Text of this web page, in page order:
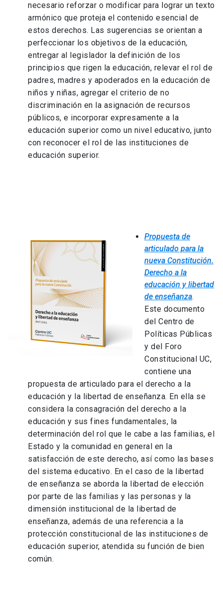
necesario reforzar o modificar para lograr un texto
armónico que proteja el contenido esencial de
estos derechos. Las sugerencias se orientan a
perfeccionar los objetivos de la educación,
entregar al legislador la definición de los
principios que rigen la educación, relevar el rol de
padres, madres y apoderados en la educación de
niños y niñas, agregar el criterio de no
discriminación en la asignación de recursos
públicos, e incorporar expresamente a la
educación superior como un nivel educativo, junto
con reconocer el rol de las instituciones de
educación superior.
Propuesta de
articulado para la
nueva Constitución.
Derecho a la
educación y libertad
de enseñanza.
Este documento
del Centro de
Políticas Públicas
y del Foro
Constitucional UC,
contiene una
propuesta de articulado para el derecho a la
educación y la libertad de enseñanza. En ella se
considera la consagración del derecho a la
educación y sus fines fundamentales, la
determinación del rol que le cabe a las familias, el
Estado y la comunidad en general en la
satisfacción de este derecho, así como las bases
del sistema educativo. En el caso de la libertad
de enseñanza se aborda la libertad de elección
por parte de las familias y las personas y la
dimensión institucional de la libertad de
enseñanza, además de una referencia a la
protección constitucional de las instituciones de
educación superior, atendida su función de bien
común.